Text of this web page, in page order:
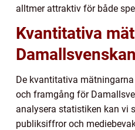
alltmer attraktiv för både
Kvantitativa
De kvantitativa
och framgång för
analysera statistiken kan vi
publiksiffror och